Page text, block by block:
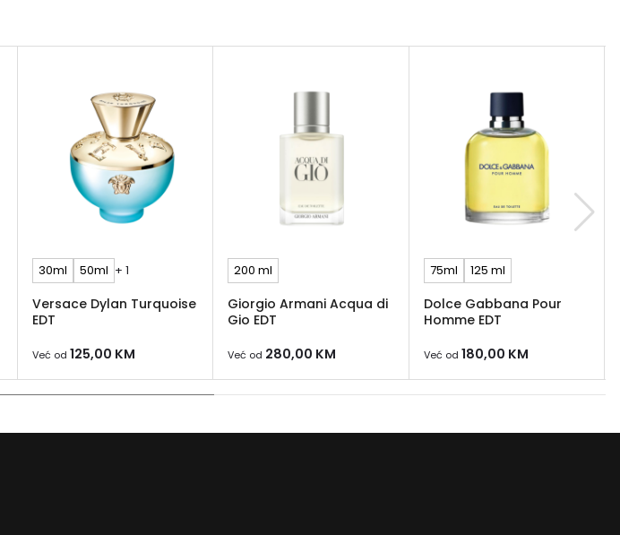
30ml 50ml + 1
Versace Dylan Turquoise
EDT
Već od 125,00 KM
200 ml
Giorgio Armani Acqua di
Gio EDT
Već od 280,00 KM
75ml 125 ml
Dolce Gabbana Pour
Homme EDT
Već od 180,00 KM